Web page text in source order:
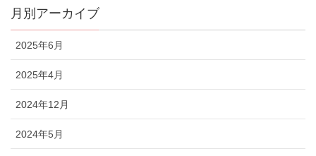
月別アーカイブ
2025年6月
2025年4月
2024年12月
2024年5月